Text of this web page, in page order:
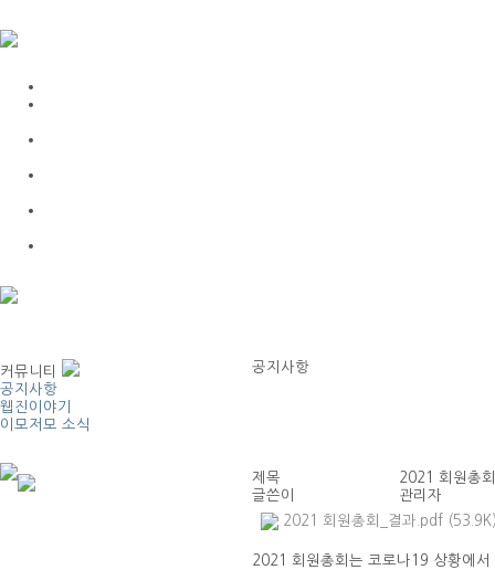
커뮤니티
공지사항
웹진이야기
이모저모 소식
공지사항
제목
2021 회원총
글쓴이
관리자
2021 회원총회_결과.pdf
2021 회원총회는 코로나19 상황에